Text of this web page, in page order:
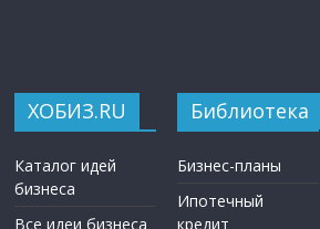
ХОБИЗ.RU
Каталог идей
бизнеса
Все идеи бизнеса
Библиотека
Бизнес-планы
Ипотечный
кредит